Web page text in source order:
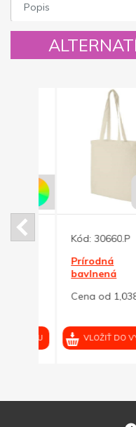
Popis
Kód:30660.P
Prírodná
bavlnená
ušami
Cena od 1,038 €
VLOŽIŤ DO